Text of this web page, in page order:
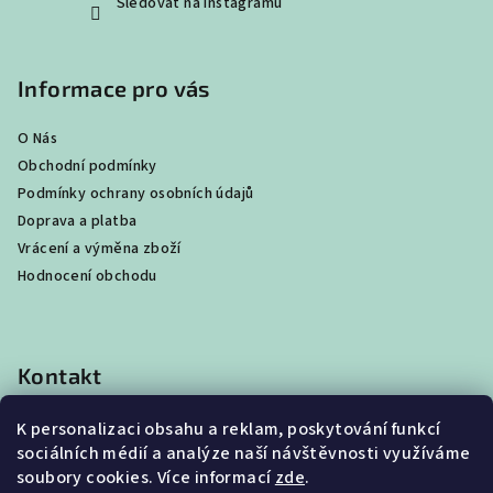
K personalizaci obsahu a reklam, poskytování funkcí
sociálních médií a analýze naší návštěvnosti využíváme
soubory cookies. Více informacízde.
Informace pro vás
O Nás
Obchodní podmínky
Podmínky ochrany osobních údajů
Doprava a platba
Vrácení a výměna zboží
Hodnocení obchodu
Kontakt
shop@best4beast.com
+420 734 673 849